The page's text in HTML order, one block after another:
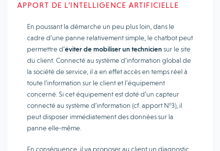
APPORT DE L’INTELLIGENCE ARTIFICIELLE
En poussant la démarche un peu plus loin, dans le
cadre d’une panne relativement simple, le chatbot peut
permettre d’éviter de mobiliser un technicien sur le site
du client. Connecté au système d’information global de
la société de service, il a en effet accès en temps réel à
toute l’information sur le client et l’équipement
concerné. Si cet équipement est doté d’un capteur
connecté au système d’information (cf. apport N°3), il
peut disposer immédiatement des données sur la
panne elle-même.
En conséquence, il va proposer au client un diagnostic